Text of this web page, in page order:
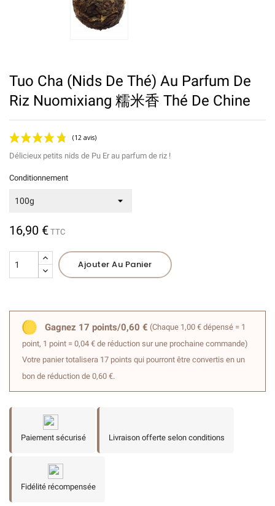
Tuo Cha (nids De Thé) Au Parfum De
Riz Nuomixiang 糯米香 Thé De Chine
(12 avis)
Délicieux petits nids de Pu Er au parfum de riz !
Conditionnement
16,90 € TTC
Ajouter Au Panier
Gagnez 17 points/0,60 € (Chaque 1,00 € dépensé = 1
point, 1 point = 0,04 € de réduction sur une prochaine commande)
Votre panier totalisera 17 points qui pourront être convertis en un
bon de réduction de 0,60 €.
Paiement sécurisé Livraison offerte selon conditions
Fidélité récompensée